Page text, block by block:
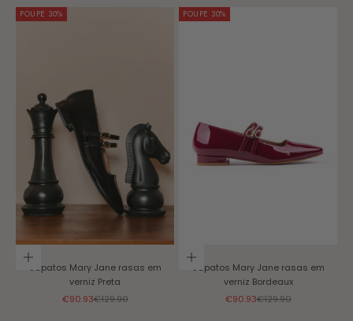
POUPE 30%
Escolher opções
Sapatos Mary Jane rasas em
verniz Preta
Preço promocional
€90.93Preço normal
€129.90
POUPE 30%
Escolher opções
Sapatos Mary Jane rasas em
verniz Bordeaux
Preço promocional
€90.93Preço normal
€129.90